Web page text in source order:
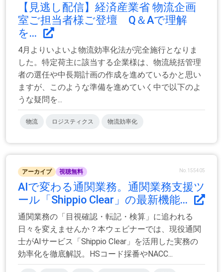
【見逃し配信】経済産業省 物流企画
室ご担当者様ご登壇 Q＆Aで理解
を...
4月よりいよいよ物流効率化法が完全施行となりま
した。特定荷主に該当する企業様は、物流統括管理
者の選任や中長期計画の作成を進めているかと思い
ますが、このような準備を進めていく中で以下のよ
うな疑問を...
物流 ロジスティクス 物流効率化
アーカイブ 視聴無料 No.155405
AIで変わる通関業務。通関業務支援ツ
ール「Shippio Clear」の最新機能...
通関業務の「目視確認・転記・検算」に追われる
日々を変えませんか？本ウェビナーでは、現役通関
士がAIサービス「Shippio Clear」を活用した実務の
効率化を徹底解説。HSコード採番やNACC...